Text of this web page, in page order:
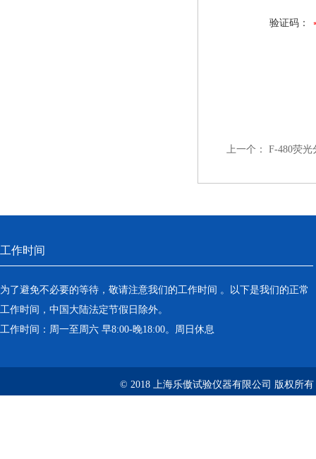
验证码：
上一个： F-480荧
工作时间
为了避免不必要的等待，敬请注意我们的工作时间 。以下是我们的正常
工作时间，中国大陆法定节假日除外。
工作时间：周一至周六 早8:00-晚18:00。周日休息
© 2018 上海乐傲试验仪器有限公司 版权所